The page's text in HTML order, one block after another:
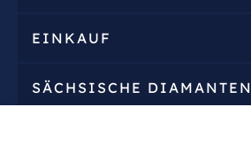
EINKAUF
SÄCHSISCHE DIAMANTEN